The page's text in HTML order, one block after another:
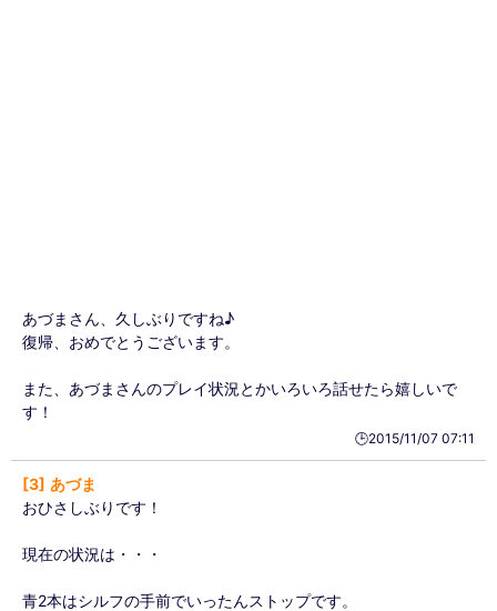
あづまさん、久しぶりですね♪
復帰、おめでとうございます。
また、あづまさんのプレイ状況とかいろいろ話せたら嬉しいで
す！
🕒️2015/11/07 07:11
3
あづま
おひさしぶりです！
現在の状況は・・・
青2本はシルフの手前でいったんストップです。